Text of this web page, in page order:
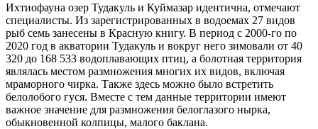
Ихтиофауна озер Тудакуль и Куймазар идентична, отмечают
специалисты. Из зарегистрированных в водоемах 27 видов
рыб семь занесены в Красную книгу. В период с 2000-го по
2020 год в акватории Тудакуль и вокруг него зимовали от 40
320 до 168 533 водоплавающих птиц, а болотная территория
являлась местом размножения многих их видов, включая
мраморного чирка. Также здесь можно было встретить
белолобого гуся. Вместе с тем данные территории имеют
важное значение для размножения белоглазого нырка,
обыкновенной колпицы, малого баклана.